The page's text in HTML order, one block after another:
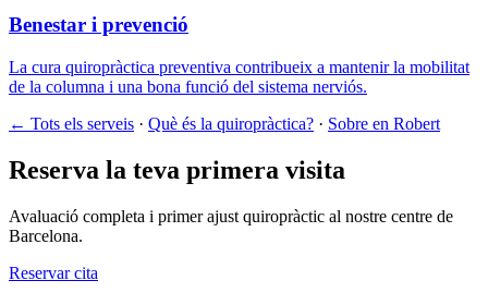
Benestar i prevenció
La cura quiropràctica preventiva contribueix a mantenir la mobilitat
de la columna i una bona funció del sistema nerviós.
← Tots els serveis · Què és la quiropràctica? · Sobre en Robert
Reserva la teva primera visita
Avaluació completa i primer ajust quiropràctic al nostre centre de
Barcelona.
Reservar cita